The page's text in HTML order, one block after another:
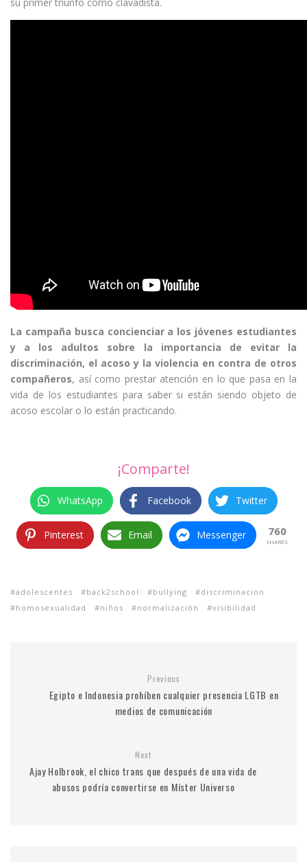
La campaña busca concienciar a los jóvenes estudiantes
y a los adultos sobre la importancia de evitar la
discriminación, el acoso y la violencia en contra de otros
compañeros, así como prestar atención en lo que pasa en la
vida de los estudiantes para saber si están siendo objeto de
acoso escolar o lo están practicando.
¡Comparte!
WhatsApp Facebook Twitter
Pinterest Email Messenger 760
SHARES
adolescentes back2school bullying
discriminacion
homosexualidad
niños normalización visibilidad
Previous
Egipto e Indonesia prohíben cualquier presencia LGTB en
medios de comunicación
Next
Ajay Holbrook, el chico trans que después de una vida de
abusos podría convertirse en Míster Universo